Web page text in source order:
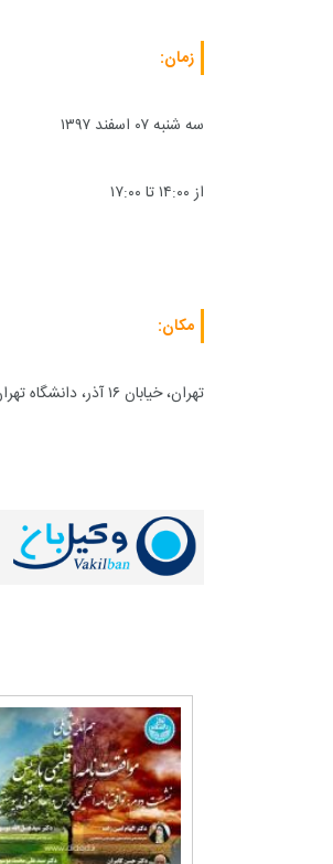
زمان:
سه شنبه ۰۷ اسفند ۱۳۹۷
از ۱۴:۰۰ تا ۱۷:۰۰
مکان:
تهران، خیابان ۱۶ آذر، دانشگاه تهران، دانشکده حقوق و علوم سیاسی، آمفی تئاتر طبقه اول